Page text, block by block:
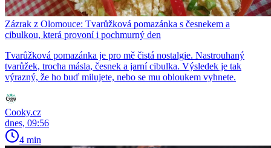
Zázrak z Olomouce: Tvarůžková pomazánka s česnekem a
cibulkou, která provoní i pochmurný den
Tvarůžková pomazánka je pro mě čistá nostalgie. Nastrouhaný
tvarůžek, trocha másla, česnek a jarní cibulka. Výsledek je tak
výrazný, že ho buď milujete, nebo se mu obloukem vyhnete.
Cooky.cz
dnes, 09:56
4 min